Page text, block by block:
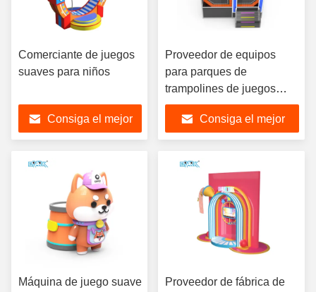
Comerciante de juegos
suaves para niños
Consiga el mejor
Proveedor de equipos
para parques de
trampolines de juegos
suaves
Consiga el mejor
Máquina de juego suave
Proveedor de fábrica de